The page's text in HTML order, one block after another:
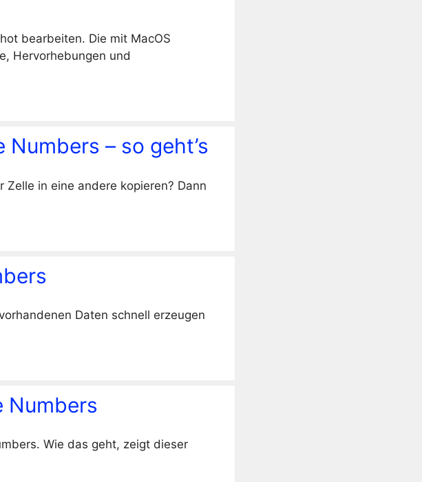
bearbeiten. Die mit MacOS
Hervorhebungen und
– so geht’s
in eine andere kopieren? Dann
Daten schnell erzeugen
Numbers
Wie das geht, zeigt dieser